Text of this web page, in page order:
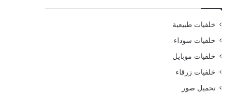
خلفيات طبيعية
خلفيات سوداء
خلفيات موبايل
خلفيات زرقاء
تحميل صور